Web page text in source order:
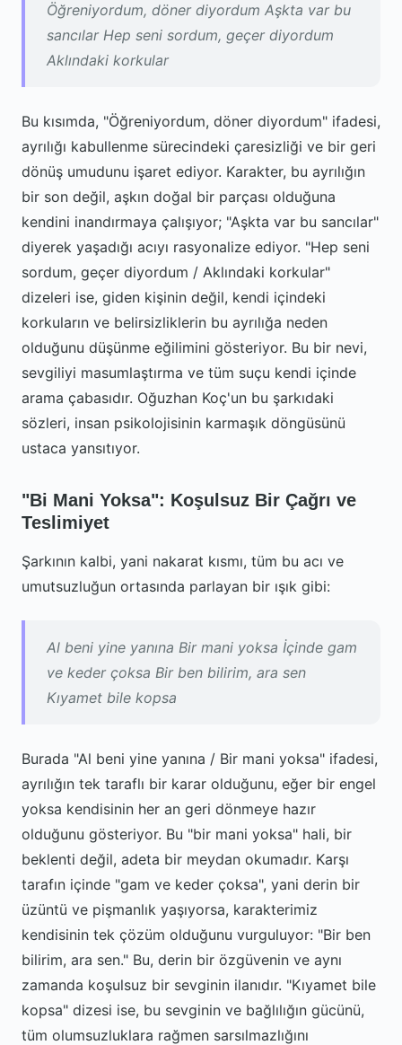
Öğreniyordum, döner diyordum Aşkta var bu
sancılar Hep seni sordum, geçer diyordum
Aklındaki korkular
Bu kısımda, "Öğreniyordum, döner diyordum" ifadesi,
ayrılığı kabullenme sürecindeki çaresizliği ve bir geri
dönüş umudunu işaret ediyor. Karakter, bu ayrılığın
bir son değil, aşkın doğal bir parçası olduğuna
kendini inandırmaya çalışıyor; "Aşkta var bu sancılar"
diyerek yaşadığı acıyı rasyonalize ediyor. "Hep seni
sordum, geçer diyordum / Aklındaki korkular"
dizeleri ise, giden kişinin değil, kendi içindeki
korkuların ve belirsizliklerin bu ayrılığa neden
olduğunu düşünme eğilimini gösteriyor. Bu bir nevi,
sevgiliyi masumlaştırma ve tüm suçu kendi içinde
arama çabasıdır. Oğuzhan Koç'un bu şarkıdaki
sözleri, insan psikolojisinin karmaşık döngüsünü
ustaca yansıtıyor.
"Bi Mani Yoksa": Koşulsuz Bir Çağrı ve
Teslimiyet
Şarkının kalbi, yani nakarat kısmı, tüm bu acı ve
umutsuzluğun ortasında parlayan bir ışık gibi:
Al beni yine yanına Bir mani yoksa İçinde gam
ve keder çoksa Bir ben bilirim, ara sen
Kıyamet bile kopsa
Burada "Al beni yine yanına / Bir mani yoksa" ifadesi,
ayrılığın tek taraflı bir karar olduğunu, eğer bir engel
yoksa kendisinin her an geri dönmeye hazır
olduğunu gösteriyor. Bu "bir mani yoksa" hali, bir
beklenti değil, adeta bir meydan okumadır. Karşı
tarafın içinde "gam ve keder çoksa", yani derin bir
üzüntü ve pişmanlık yaşıyorsa, karakterimiz
kendisinin tek çözüm olduğunu vurguluyor: "Bir ben
bilirim, ara sen." Bu, derin bir özgüvenin ve aynı
zamanda koşulsuz bir sevginin ilanıdır. "Kıyamet bile
kopsa" dizesi ise, bu sevginin ve bağlılığın gücünü,
tüm olumsuzluklara rağmen sarsılmazlığını